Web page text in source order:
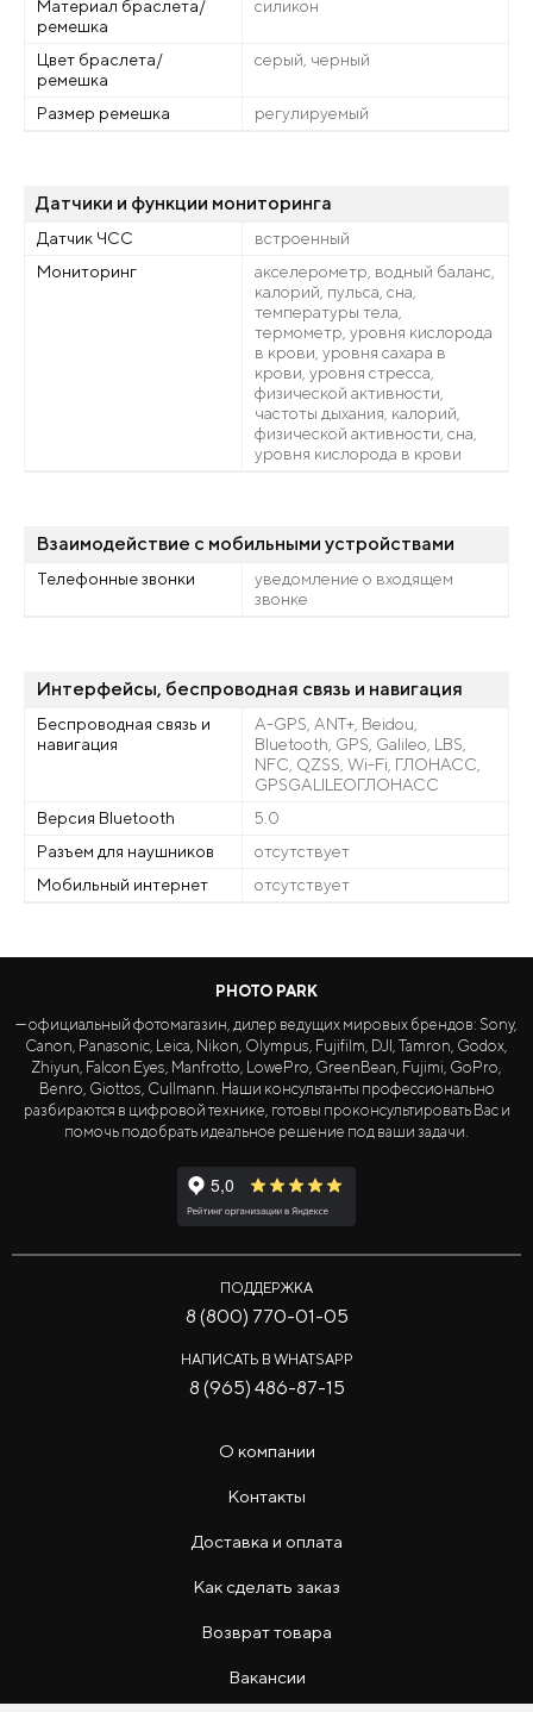
Материал браслета/
ремешка
силикон
Цвет браслета/
ремешка
серый, черный
Размер ремешка регулируемый
Датчики и функции мониторинга
Датчик ЧСС
встроенный
Мониторинг
акселерометр, водный баланс,
калорий, пульса, сна,
температуры тела,
термометр, уровня кислорода
в крови, уровня сахара в
крови, уровня стресса,
физической активности,
частоты дыхания, калорий,
физической активности, сна,
уровня кислорода в крови
Взаимодействие с мобильными устройствами
Телефонные звонки
уведомление о входящем
звонке
Интерфейсы, беспроводная связь и навигация
Беспроводная связь и
навигация
A-GPS, ANT+, Beidou,
Bluetooth, GPS, Galileo, LBS,
NFC, QZSS, Wi-Fi, ГЛОНАСC,
GPSGALILEOГЛОНАСС
Версия Bluetooth
5.0
Разъем для наушников
отсутствует
Мобильный интернет
отсутствует
PHOTO PARK
— официальный фотомагазин, дилер ведущих мировых брендов: Sony,
Canon, Panasonic, Leica, Nikon, Olympus, Fujifilm, DJI, Tamron, Godox,
Zhiyun, Falcon Eyes, Manfrotto, LowePro, GreenBean, Fujimi, GoPro,
Benro, Giottos, Cullmann. Наши консультанты профессионально
разбираются в цифровой технике, готовы проконсультировать Вас и
помочь подобрать идеальное решение под ваши задачи.
ПОДДЕРЖКА
8 (800) 770-01-05
НАПИСАТЬ В WHATSAPP
8 (965) 486-87-15
О компании
Контакты
Доставка и оплата
Как сделать заказ
Возврат товара
Вакансии